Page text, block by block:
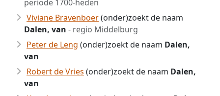
periode 1700-heden
Viviane Bravenboer(onder)zoekt de naam
Dalen, van - regio Middelburg
Peter de Leng (onder)zoekt de naam Dalen,
van
Robert de Vries (onder)zoekt de naam Dalen,
van